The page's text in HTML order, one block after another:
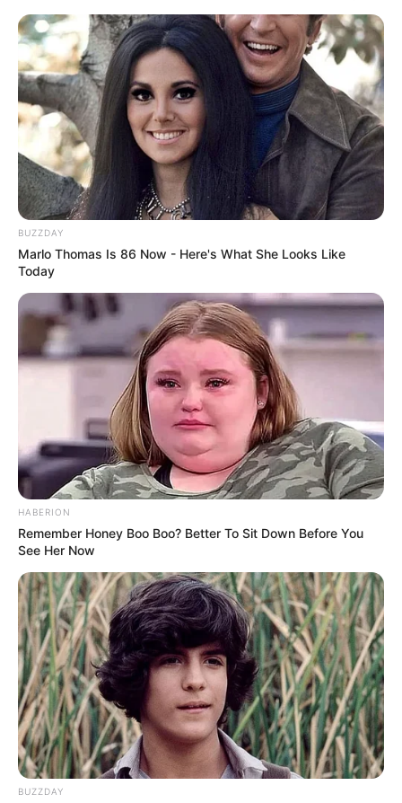
હતી. અને સ્થાનિક તરવૈયાઓની મદદથી પાંચ કલાકની
ભારે જહેમત બાદ કેનાલમાં ગુમ થયેલા બંને કિશોરોની
મૃતદેહ કેનાલમાંથી મળી આવ્યા હતા.
Related Articles
વડોદરામાં TVS ના શો રૂમમાં લાગી ભયંકર આગ,
250 વાહનો બળીને થયા ખાખ
September 8, 2024
ભાગીદારીના મામલામાં કરી લાફાવાળી….
September 8, 2024
નોંધનીય છે કે, આ ઘટનાની જાણ થતાં જ મૃત્યુ પામેલ
બંને કિશોરોના માતા-પિતા તાત્કાલિક અસરથી
ઘટનાસ્થળ પર દોડી આવ્યા હતા. ત્યારે બંને કિશોરોના
મૃતદેહો જોઈને તેમના માતા પિતા પર દુઃખનું આભ ફાટી
પડ્યું હતું. અને ઘટનાસ્થળ પર ગમગીની વ્યાપી ગઇ
હતી.
BUZZDAY
Marlo Thomas Is 86 Now - Here's What She Looks Like
Today
HABERION
Remember Honey Boo Boo? Better To Sit Down Before You
See Her Now
BUZZDAY